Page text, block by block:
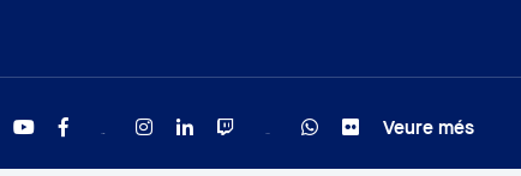
Veure més